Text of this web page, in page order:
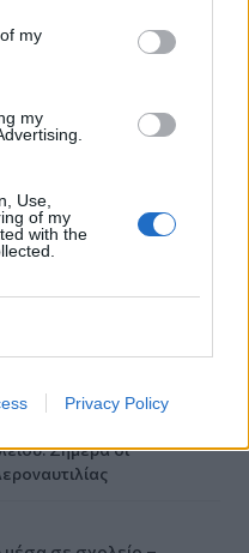
my
my
Use,
of my
with the
Privacy Policy
- Η δεύτερη μέσα σε
υπογράφουν
του
Σήμερα οι